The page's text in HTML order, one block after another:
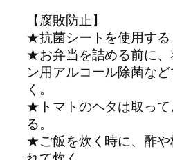
【腐敗防止】
★抗菌シートを使用する
★お弁当を詰める前に
ン用アルコール除菌な
く。
★トマトのヘタは取っ
る。
★ご飯を炊く時に、酢